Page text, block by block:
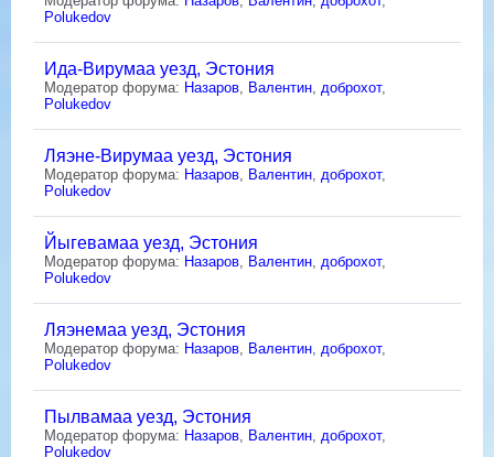
Polukedov
Ида-Вирумаа уезд, Эстония
Модератор форума: Назаров Валентин доброхот,
Polukedov
Ляэне-Вирумаа уезд, Эстония
Модератор форума: Назаров Валентин доброхот,
Polukedov
Йыгевамаа уезд, Эстония
Модератор форума: Назаров Валентин доброхот,
Polukedov
Ляэнемаа уезд, Эстония
Модератор форума: Назаров Валентин доброхот,
Polukedov
Пылвамаа уезд, Эстония
Модератор форума: Назаров Валентин доброхот,
Polukedov